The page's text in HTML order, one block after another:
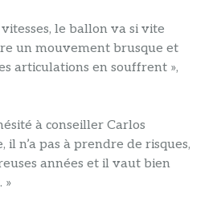
vitesses, le ballon va si vite
un mouvement brusque et
articulations en souffrent »,
à conseiller Carlos
il n’a pas à prendre de risques,
années et il vaut bien
»